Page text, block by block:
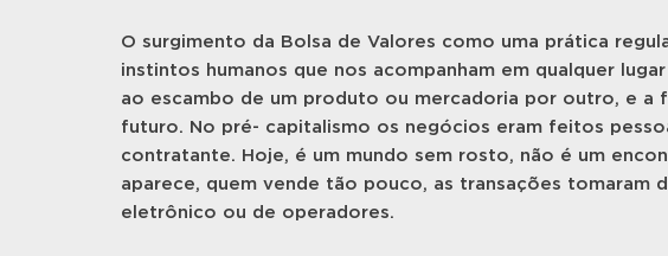
O surgimento da Bolsa de Valores como uma prática
instintos humanos que nos acompanham em qualquer
ao escambo de um produto ou mercadoria por outro, e
futuro. No pré- capitalismo os negócios eram feitos
contratante. Hoje, é um mundo sem rosto, não é um
aparece, quem vende tão pouco, as transações tomaram
eletrônico ou de operadores.